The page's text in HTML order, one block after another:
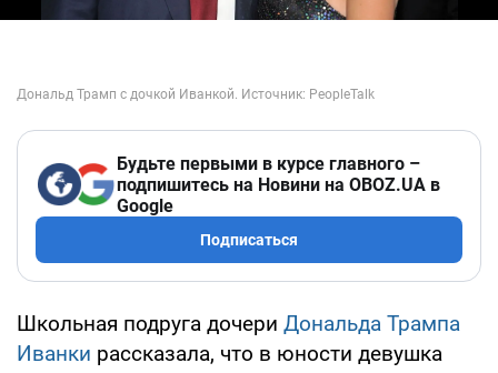
Будьте первыми в курсе главного –
подпишитесь на Новини на OBOZ.UA в
Google
Подписаться
Школьная подруга дочери Дональда Трампа
Иванки рассказала, что в юности девушка